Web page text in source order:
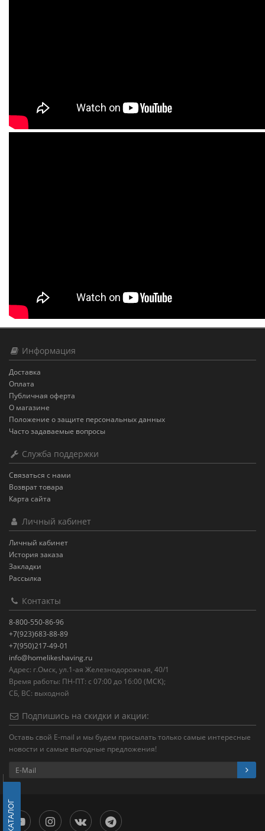
Информация
Доставка
Оплата
Публичная оферта
О магазине
Положение о защите персональных данных
Часто задаваемые вопросы
Служба поддержки
Связаться с нами
Возврат товара
Карта сайта
Личный кабинет
Личный кабинет
История заказа
Закладки
Рассылка
Контакты
8-800-550-86-96
+7(923)683-88-89
+7(950)217-49-01
info@homelikeshaving.ru
Адрес: г.Омск, ул.1-ая Железнодорожная, 40/1
Время работы: ПН-ПТ: с 07:00 до 16:00 (МСК);
СБ, ВС: выходной
Подпишись на скидки и акции:
Оставь свой E-mail и мы будем присылать только самые интересные
новости и самые выгодные предложения!
КАТАЛОГ